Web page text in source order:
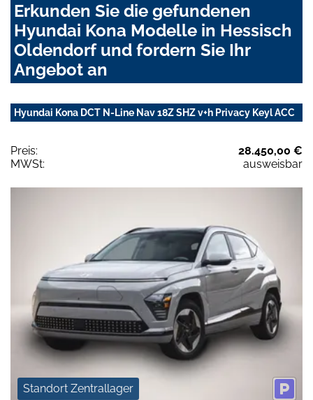
Erkunden Sie die gefundenen
Hyundai Kona Modelle in Hessisch
Oldendorf und fordern Sie Ihr
Angebot an
Hyundai Kona DCT N-Line Nav 18Z SHZ v+h Privacy Keyl ACC
Preis:
28.450,00 €
MWSt:
ausweisbar
Standort Zentrallager